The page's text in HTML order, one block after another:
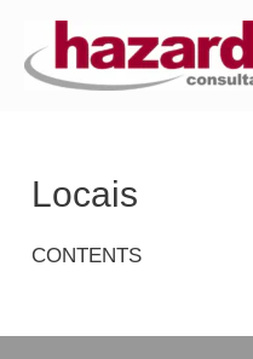
para
Locais
CONTENTS